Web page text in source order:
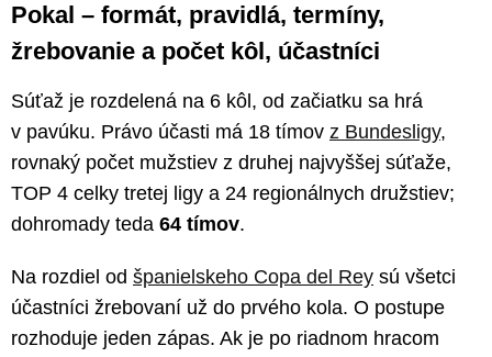
Pokal – formát, pravidlá, termíny,
žrebovanie a počet kôl, účastníci
Súťaž je rozdelená na 6 kôl, od začiatku sa hrá
v pavúku. Právo účasti má 18 tímov z Bundesligy,
rovnaký počet mužstiev z druhej najvyššej súťaže,
TOP 4 celky tretej ligy a 24 regionálnych družstiev;
dohromady teda 64 tímov.
Na rozdiel od španielskeho Copa del Rey sú všetci
účastníci žrebovaní už do prvého kola. O postupe
rozhoduje jeden zápas. Ak je po riadnom hracom